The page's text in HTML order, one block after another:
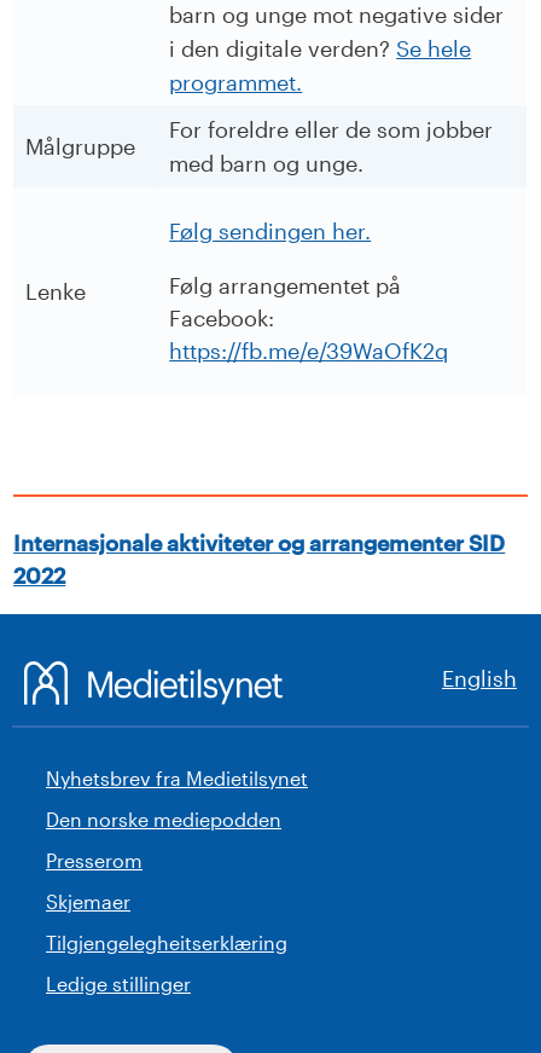
barn og unge mot negative sider
i den digitale verden? Se hele
programmet.
Målgruppe
For foreldre eller de som jobber
med barn og unge.
Lenke
Følg sendingen her.
Følg arrangementet på
Facebook:
https://fb.me/e/39WaOfK2q
Internasjonale aktiviteter og arrangementer SID
2022
English
Nyhetsbrev fra Medietilsynet
Den norske mediepodden
Presserom
Skjemaer
Tilgjengelegheitserklæring
Ledige stillinger